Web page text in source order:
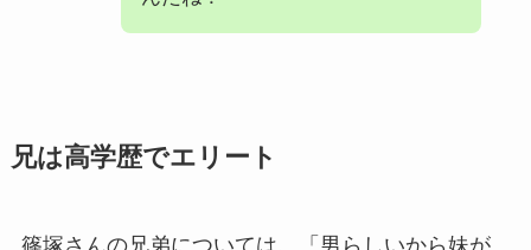
兄は高学歴でエリート